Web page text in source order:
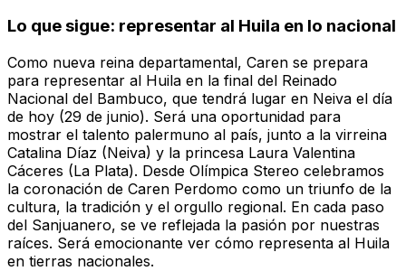
Lo que sigue: representar al Huila en lo nacional
Como nueva reina departamental, Caren se prepara
para representar al Huila en la final del Reinado
Nacional del Bambuco, que tendrá lugar en Neiva el día
de hoy (29 de junio). Será una oportunidad para
mostrar el talento palermuno al país, junto a la virreina
Catalina Díaz (Neiva) y la princesa Laura Valentina
Cáceres (La Plata). Desde Olímpica Stereo celebramos
la coronación de Caren Perdomo como un triunfo de la
cultura, la tradición y el orgullo regional. En cada paso
del Sanjuanero, se ve reflejada la pasión por nuestras
raíces. Será emocionante ver cómo representa al Huila
en tierras nacionales.